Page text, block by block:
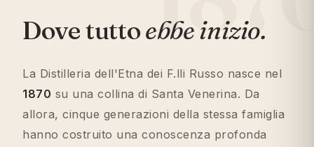
Dove tuttoebbe inizio.
La Distilleria dell'Etna dei F.lli Russo nasce nel
1870 su una collina di Santa Venerina. Da
allora, cinque generazioni della stessa famiglia
hanno costruito una conoscenza profonda